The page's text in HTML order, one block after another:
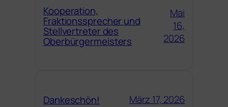
Kooperation,
Fraktionssprecher und
Stellvertreter des
Oberbürgermeisters
Mai
16,
2026
Dankeschön! März 17, 2026